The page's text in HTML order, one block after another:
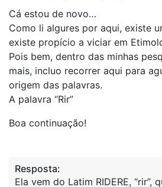
Cá estou de novo…
Como li algures por aqui, existe
existe propício a viciar em
Pois bem, dentro das minhas
mais, incluo recorrer aqui para
origem das palavras.
A palavra “Rir”
Boa continuação!
Resposta:
Ela vem do Latim RIDERE, “rir”,